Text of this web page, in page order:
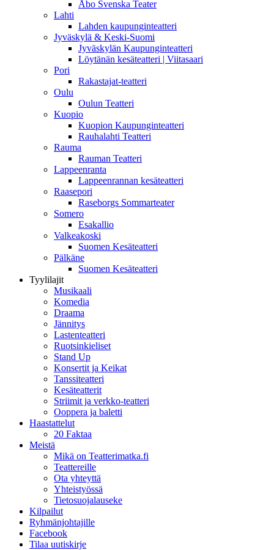
Åbo Svenska Teater
Lahti
Lahden kaupunginteatteri
Jyväskylä & Keski-Suomi
Jyväskylän Kaupunginteatteri
Löytänän kesäteatteri | Viitasaari
Pori
Rakastajat-teatteri
Oulu
Oulun Teatteri
Kuopio
Kuopion Kaupunginteatteri
Rauhalahti Teatteri
Rauma
Rauman Teatteri
Lappeenranta
Lappeenrannan kesäteatteri
Raasepori
Raseborgs Sommarteater
Somero
Esakallio
Valkeakoski
Suomen Kesäteatteri
Pälkäne
Suomen Kesäteatteri
Tyylilajit
Musikaali
Komedia
Draama
Jännitys
Lastenteatteri
Ruotsinkieliset
Stand Up
Konsertit ja Keikat
Tanssiteatteri
Kesäteatterit
Striimit ja verkko-teatteri
Ooppera ja baletti
Haastattelut
20 Faktaa
Meistä
Mikä on Teatterimatka.fi
Teattereille
Ota yhteyttä
Yhteistyössä
Tietosuojalauseke
Kilpailut
Ryhmänjohtajille
Facebook
Tilaa uutiskirje